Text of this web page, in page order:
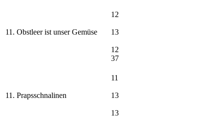
11. Obstleer ist unser Gemüse
12
13
12
37
11. Prapsschnalinen
11
13
13